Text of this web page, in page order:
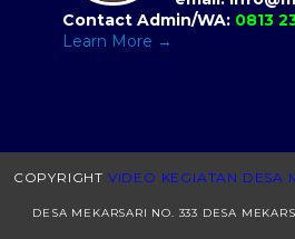
Contact Admin/WA: 0813
Learn More →
COPYRIGHT VIDEO KEGIATAN DESA
DESA MEKARSARI NO. 333 DESA